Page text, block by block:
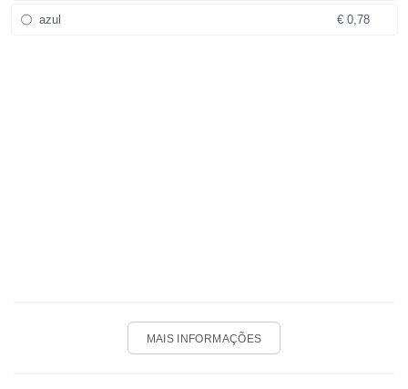
azul € 0,78
MAIS INFORMAÇÕES